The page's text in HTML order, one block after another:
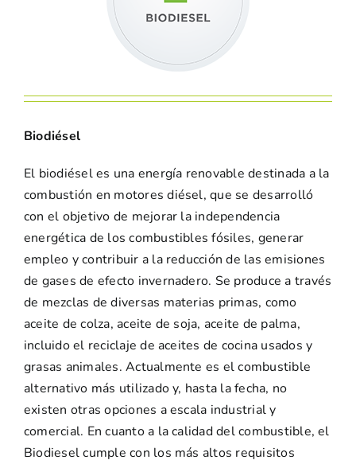
Biodiésel
El biodiésel es una energía renovable destinada a la
combustión en motores diésel, que se desarrolló
con el objetivo de mejorar la independencia
energética de los combustibles fósiles, generar
empleo y contribuir a la reducción de las emisiones
de gases de efecto invernadero. Se produce a través
de mezclas de diversas materias primas, como
aceite de colza, aceite de soja, aceite de palma,
incluido el reciclaje de aceites de cocina usados ​​y
grasas animales. Actualmente es el combustible
alternativo más utilizado y, hasta la fecha, no
existen otras opciones a escala industrial y
comercial. En cuanto a la calidad del combustible, el
Biodiesel cumple con los más altos requisitos